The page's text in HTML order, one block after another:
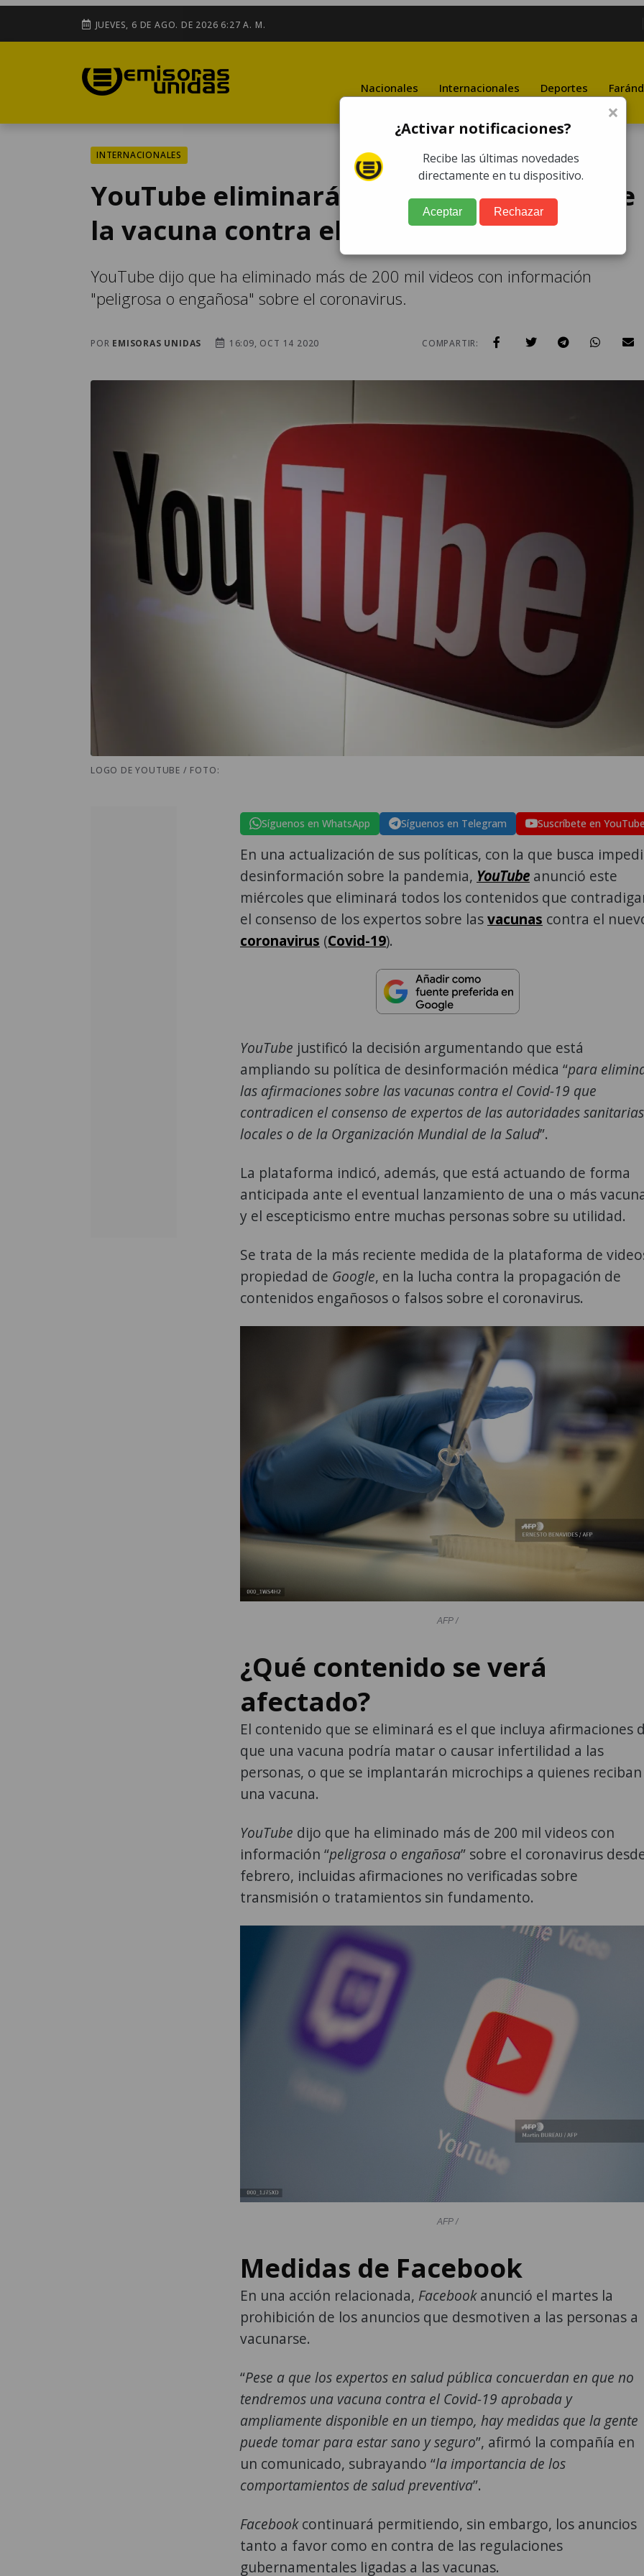
JUEVES, 6 DE AGO. DE 2026 6:27 A. M.
Nacionales Internacionales Deportes
INTERNACIONALES
YouTube eliminará desinformación sobre
la vacuna contra el Covid-19
YouTube dijo que ha eliminado más de 200 mil videos con información
"peligrosa o engañosa" sobre el coronavirus.
POR EMISORAS UNIDAS 16:09, OCT 14 2020 COMPARTIR:
LOGO DE YOUTUBE / FOTO:
Síguenos en WhatsApp Síguenos en Telegram Suscríbete en YouTube
En una actualización de sus políticas, con la que busca
desinformación sobre la pandemia, YouTube anunció este
miércoles que eliminará todos los contenidos que
el consenso de los expertos sobre lasvacunas contra el
coronavirus (Covid-19).
YouTube justificó la decisión argumentando que está
ampliando su política de desinformación médica “para
las afirmaciones sobre las vacunas contra el Covid-19 que
contradicen el consenso de expertos de las autoridades sanitarias
locales o de la Organización Mundial de la Salud”.
La plataforma indicó, además, que está actuando de forma
anticipada ante el eventual lanzamiento de una o más
y el escepticismo entre muchas personas sobre su utilidad.
Se trata de la más reciente medida de la plataforma de
propiedad de Google, en la lucha contra la propagación de
contenidos engañosos o falsos sobre el coronavirus.
AFP /
¿Qué contenido se verá
afectado?
El contenido que se eliminará es el que incluya afirmaciones
que una vacuna podría matar o causar infertilidad a las
personas, o que se implantarán microchips a quienes reciban
una vacuna.
YouTube dijo que ha eliminado más de 200 mil videos con
información “peligrosa o engañosa” sobre el coronavirus
febrero, incluidas afirmaciones no verificadas sobre
transmisión o tratamientos sin fundamento.
AFP /
Medidas de Facebook
En una acción relacionada, Facebookanunció el martes la
prohibición de los anuncios que desmotiven a las personas a
vacunarse.
“Pese a que los expertos en salud pública concuerdan en que no
tendremos una vacuna contra el Covid-19 aprobada y
ampliamente disponible en un tiempo, hay medidas que la gente
puede tomar para estar sano y seguro”, afirmó la compañía en
un comunicado, subrayando “la importancia de los
comportamientos de salud preventiva”.
Facebookcontinuará permitiendo, sin embargo, los anuncios
tanto a favor como en contra de las regulaciones
gubernamentales ligadas a las vacunas.
×
¿Activar notificaciones?
Recibe las últimas novedades
directamente en tu dispositivo.
Aceptar Rechazar